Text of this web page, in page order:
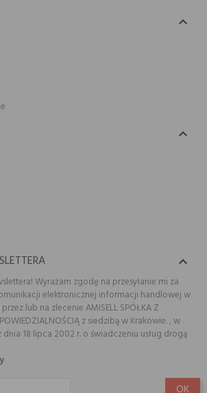



Wyrażam zgodę na przesyłanie mi za
elektronicznej informacji handlowej w
lub na zlecenie AMISELL SPÓŁKA Z
z siedzibą w Krakowie. , w
18 lipca 2002 r. o świadczeniu usług drogą